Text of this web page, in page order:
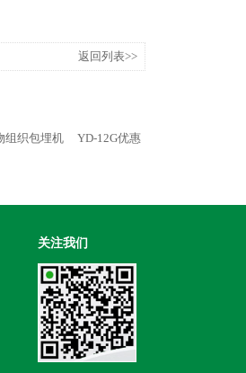
返回列表>>
组织包埋机 YD-12G优惠
关注我们